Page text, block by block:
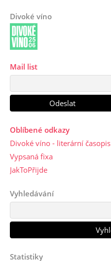
Divoké víno
Mail list
Oblíbené odkazy
Divoké víno - literární časopis
Vypsaná fixa
JakToPřijde
Vyhledávání
Statistiky